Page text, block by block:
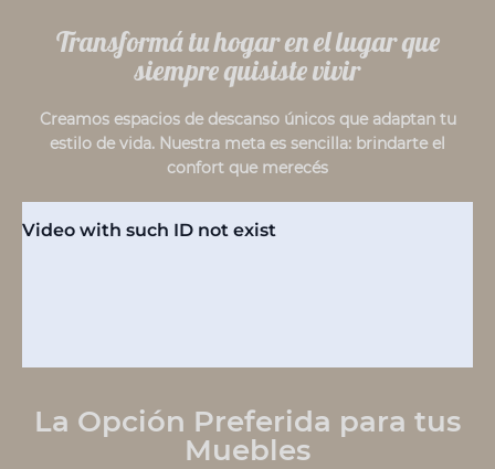
Transformá tu hogar en el lugar que
siempre quisiste vivir
Creamos espacios de descanso únicos que adaptan tu
estilo de vida. Nuestra meta es sencilla: brindarte el
confort que merecés
La Opción Preferida para tus
Muebles